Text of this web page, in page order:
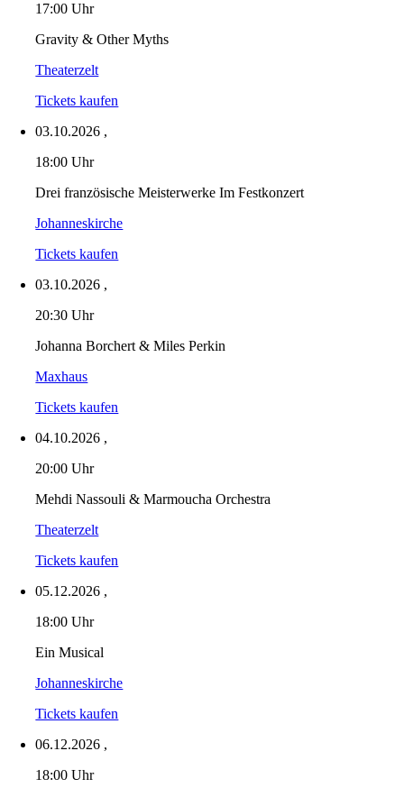
17:00 Uhr
Gravity & Other Myths
Theaterzelt
Tickets kaufen
03.10.2026 ,
18:00 Uhr
Drei französische Meisterwerke Im Festkonzert
Johanneskirche
Tickets kaufen
03.10.2026 ,
20:30 Uhr
Johanna Borchert & Miles Perkin
Maxhaus
Tickets kaufen
04.10.2026 ,
20:00 Uhr
Mehdi Nassouli & Marmoucha Orchestra
Theaterzelt
Tickets kaufen
05.12.2026 ,
18:00 Uhr
Ein Musical
Johanneskirche
Tickets kaufen
06.12.2026 ,
18:00 Uhr